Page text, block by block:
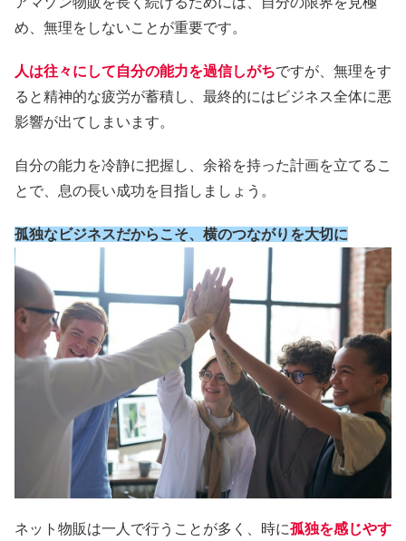
め、無理をしないことが重要です。
人は往々にして自分の能力を過信しがちですが、無理をす
ると精神的な疲労が蓄積し、最終的にはビジネス全体に悪
影響が出てしまいます。
自分の能力を冷静に把握し、余裕を持った計画を立てるこ
とで、息の長い成功を目指しましょう。
孤独なビジネスだからこそ、横のつながりを大切に
ネット物販は一人で行うことが多く、時に孤独を感じやす